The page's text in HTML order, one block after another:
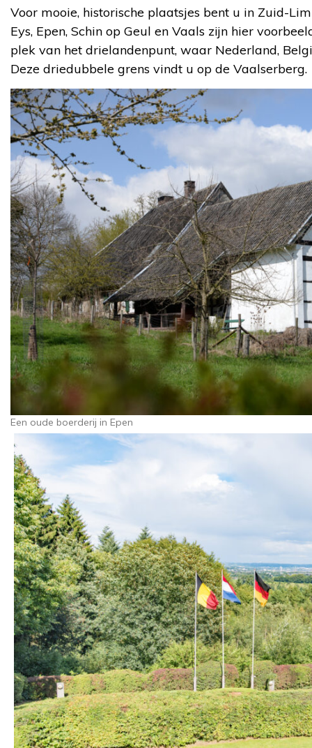
Voor mooie, historische plaatsjes bent u in Zuid-
Eys, Epen, Schin op Geul en Vaals zijn hier
plek van het drielandenpunt, waar Nederland,
Deze driedubbele grens vindt u op de Vaalserberg.
Een oude boerderij in Epen